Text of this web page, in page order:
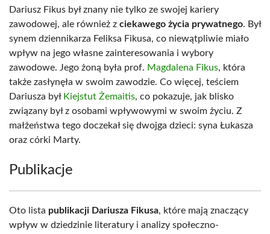
Dariusz Fikus był znany nie tylko ze swojej kariery
zawodowej, ale również z ciekawego życia prywatnego. Był
synem dziennikarza Feliksa Fikusa, co niewątpliwie miało
wpływ na jego własne zainteresowania i wybory
zawodowe. Jego żoną była prof. Magdalena Fikus, która
także zasłynęła w swoim zawodzie. Co więcej, teściem
Dariusza był Kiejstut Żemaitis, co pokazuje, jak blisko
związany był z osobami wpływowymi w swoim życiu. Z
małżeństwa tego doczekał się dwojga dzieci: syna Łukasza
oraz córki Marty.
Publikacje
Oto lista publikacji Dariusza Fikusa, które mają znaczący
wpływ w dziedzinie literatury i analizy społeczno-